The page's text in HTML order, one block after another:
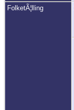
FolketÃ¦lling